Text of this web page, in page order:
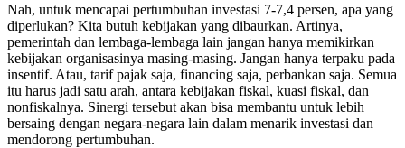
Nah, untuk mencapai pertumbuhan investasi 7-7,4 persen, apa yang
diperlukan? Kita butuh kebijakan yang dibaurkan. Artinya,
pemerintah dan lembaga-lembaga lain jangan hanya memikirkan
kebijakan organisasinya masing-masing. Jangan hanya terpaku pada
insentif. Atau, tarif pajak saja, financing saja, perbankan saja. Semua
itu harus jadi satu arah, antara kebijakan fiskal, kuasi fiskal, dan
nonfiskalnya. Sinergi tersebut akan bisa membantu untuk lebih
bersaing dengan negara-negara lain dalam menarik investasi dan
mendorong pertumbuhan.